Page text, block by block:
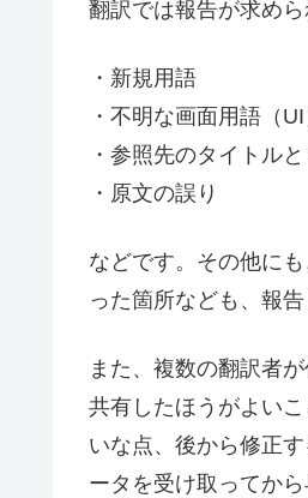
翻訳では報告が求め
・新規用語
・不明な画面用語（UI
・参照先のタイトル
・原文の誤り
などです。その他に
った箇所なども、報
また、複数の翻訳者
共有したほうがよい
いな点、後から修正
ータを受け取ってか